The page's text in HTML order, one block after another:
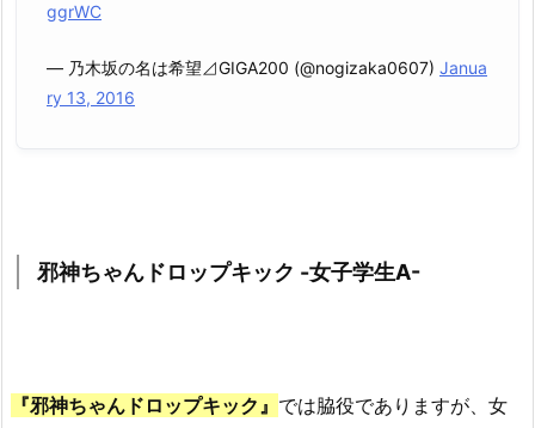
ggrWC
— 乃木坂の名は希望⊿GIGA200 (@nogizaka0607) Janua
ry 13, 2016
邪神ちゃんドロップキック -女子学生A-
『邪神ちゃんドロップキック』 では脇役でありますが、女